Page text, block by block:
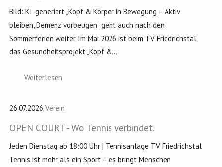
Bild: KI-generiert „Kopf & Körper in Bewegung – Aktiv
bleiben, Demenz vorbeugen“ geht auch nach den
Sommerferien weiter Im Mai 2026 ist beim TV Friedrichstal
das Gesundheitsprojekt „Kopf &...
Weiterlesen
26.07.2026 Verein
OPEN COURT - Wo Tennis verbindet.
Jeden Dienstag ab 18:00 Uhr | Tennisanlage TV Friedrichstal
Tennis ist mehr als ein Sport – es bringt Menschen